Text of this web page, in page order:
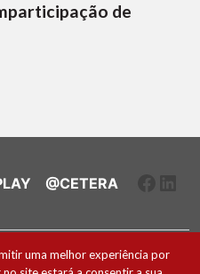
de
@CETERA
uma melhor experiência por